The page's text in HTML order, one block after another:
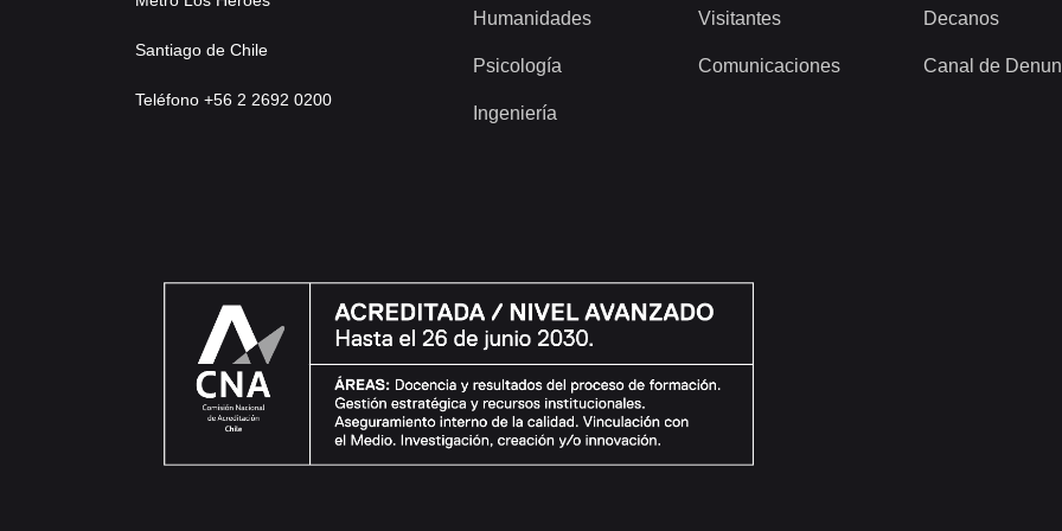
Santiago de Chile
Teléfono +56 2 2692 0200
Humanidades
Psicología
Ingeniería
Visitantes
Comunicaciones
Decanos
Canal de